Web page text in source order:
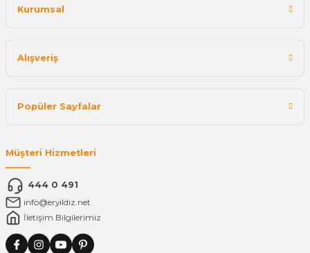
Kurumsal
Alışveriş
Popüler Sayfalar
Müşteri Hizmetleri
444 0 491
info@eryildiz.net
İletişim Bilgilerimiz